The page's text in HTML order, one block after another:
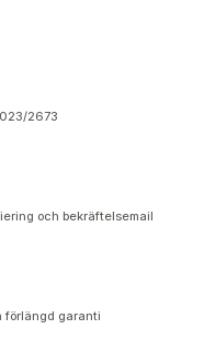
2673
och bekräftelsemail
förlängd garanti